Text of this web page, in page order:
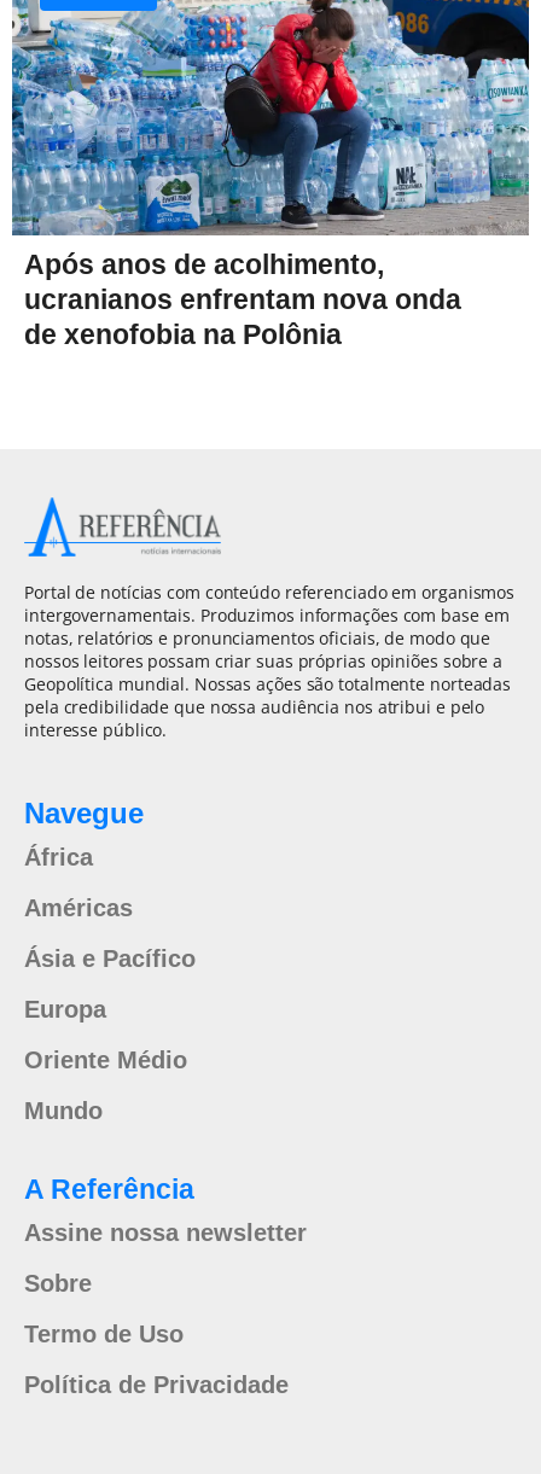
Após anos de acolhimento,
ucranianos enfrentam nova onda
de xenofobia na Polônia
Portal de notícias com conteúdo referenciado em organismos
intergovernamentais. Produzimos informações com base em
notas, relatórios e pronunciamentos oficiais, de modo que
nossos leitores possam criar suas próprias opiniões sobre a
Geopolítica mundial. Nossas ações são totalmente norteadas
pela credibilidade que nossa audiência nos atribui e pelo
interesse público.
Navegue
África
Américas
Ásia e Pacífico
Europa
Oriente Médio
Mundo
A Referência
Assine nossa newsletter
Sobre
Termo de Uso
Política de Privacidade